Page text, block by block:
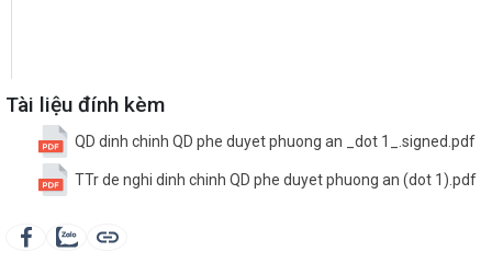
Tài liệu đính kèm
QD dinh chinh QD phe duyet phuong an _dot 1_.signed.pdf
TTr de nghi dinh chinh QD phe duyet phuong an (dot 1).pdf